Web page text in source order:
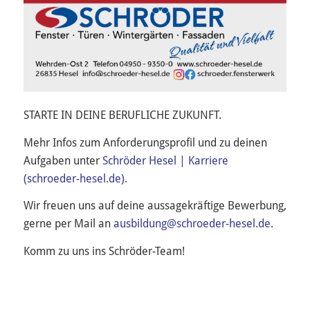
STARTE IN DEINE BERUFLICHE ZUKUNFT.
Mehr Infos zum Anforderungsprofil und zu deinen
Aufgaben unter Schröder Hesel | Karriere
(schroeder-hesel.de).
Wir freuen uns auf deine aussagekräftige Bewerbung,
gerne per Mail an ausbildung@schroeder-hesel.de.
Komm zu uns ins Schröder-Team!